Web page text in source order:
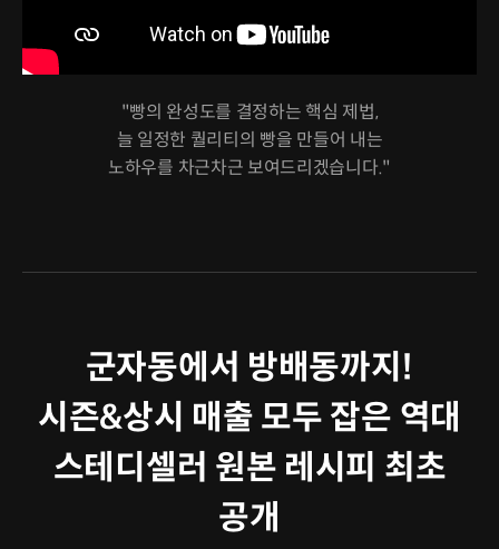
"빵의 완성도를 결정하는 핵심 제법,
늘 일정한 퀄리티의 빵을 만들어 내는
노하우를 차근차근 보여드리겠습니다."
군자동에서 방배동까지!
시즌&상시 매출 모두 잡은 역대
스테디셀러 원본 레시피 최초
공개